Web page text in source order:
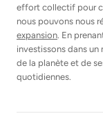
effort collectif pour
nous pouvons nous
expansion. En
investissons dans
de la planète et de
quotidiennes.